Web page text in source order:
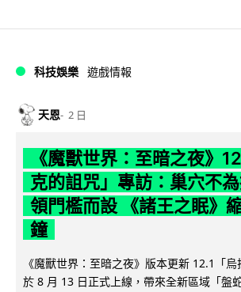
科技娛樂 遊戲情報
天恩 2 日
《魔獸世界：至暗之夜》
克的詛咒」專訪：巢穴不
領門檻而設 《諸王之眠》
鐘
《魔獸世界：至暗之夜》版本更新 12.1「
於 8 月 13 日正式上線，帶來全新區域「盤